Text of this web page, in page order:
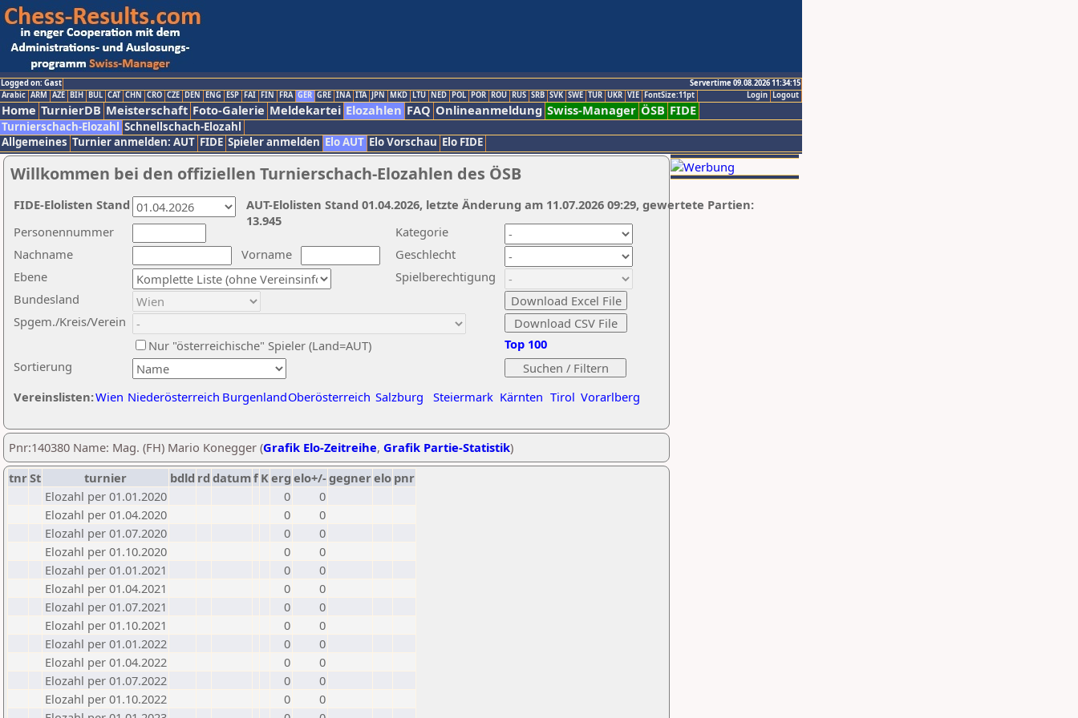
Logged on: Gast
Servertime 09.08.2026 11:34:15
Logout
Login
Arabic ARM AZE BIH BUL CAT CHN CRO CZE DEN ENG ESP FAI FIN FRA GER GRE INA ITA JPN MKD LTU NED POL POR ROU RUS SRB SVK SWE TUR UKR VIE FontSize:11pt
Home TurnierDB Meisterschaft Foto-Galerie Meldekartei Elozahlen FAQ Onlineanmeldung Swiss-Manager ÖSB FIDE
Turnierschach-Elozahl Schnellschach-Elozahl
Allgemeines Turnier anmelden: AUT FIDE Spieler anmelden Elo AUT Elo Vorschau Elo FIDE
Willkommen bei den offiziellen Turnierschach-Elozahlen des ÖSB
Nachname
Vorname
Ebene
Kategorie
Sortierung
Personennummer
Bundesland
Spgem./Kreis/Verein
Geschlecht
Nur "österreichische" Spieler (Land=AUT)
Spielberechtigung
Vereinslisten:Wien Niederösterreich BurgenlandOberösterreich Salzburg Steiermark Kärnten Tirol Vorarlberg
Top 100
AUT-Elolisten Stand 01.04.2026, letzte Änderung am 11.07.2026 09:29, gewertete Partien:
13.945
FIDE-Elolisten Stand
Pnr:140380 Name: Mag. (FH) Mario Konegger (Grafik Elo-Zeitreihe, Grafik Partie-Statistik)
tnrSt turnier bdld rd datumf Kerg elo+/-gegnerelo pnr
Elozahl per 01.01.2020
0
0
Elozahl per 01.04.2020
0
0
Elozahl per 01.07.2020
0
0
Elozahl per 01.10.2020
0
0
Elozahl per 01.01.2021
0
0
Elozahl per 01.04.2021
0
0
Elozahl per 01.07.2021
0
0
Elozahl per 01.10.2021
0
0
Elozahl per 01.01.2022
0
0
Elozahl per 01.04.2022
0
0
Elozahl per 01.07.2022
0
0
Elozahl per 01.10.2022
0
0